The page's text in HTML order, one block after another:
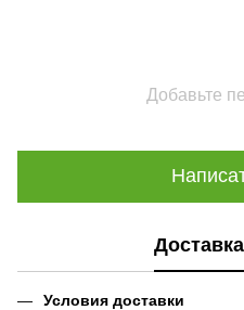
Добавьте
Доставка
Условия доставки